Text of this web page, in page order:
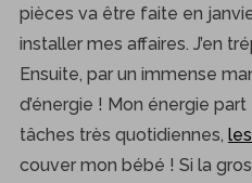
pièces va être faite en
installer mes affaires. J’en
Ensuite, par un immense
d’énergie ! Mon énergie
tâches très quotidiennes,
couver mon bébé ! Si la